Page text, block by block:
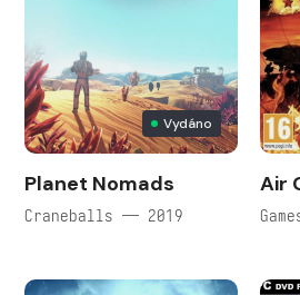
Vydáno
Planet Nomads
Craneballs — 2019
Air